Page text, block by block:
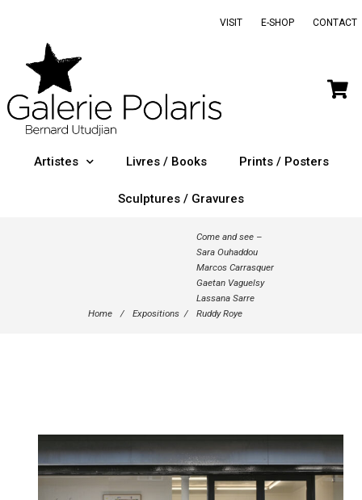
VISIT E-SHOP CONTACT
Artistes Livres / Books Prints / Posters
Sculptures / Gravures
Home / Expositions /
Come and see –
Sara Ouhaddou
Marcos Carrasquer
Gaetan Vaguelsy
Lassana Sarre
Ruddy Roye